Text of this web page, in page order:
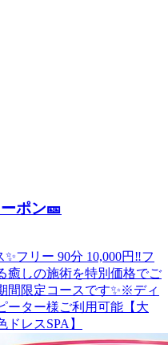
ポン🎫
フリー 90分 10,000円‼️フ
癒しの施術を特別価格でご
間限定コースです✨※ディ
ター様ご利用可能【大
レスSPA】